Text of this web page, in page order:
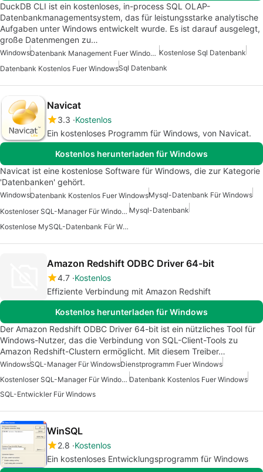
DuckDB CLI ist ein kostenloses, in-process SQL OLAP-
Datenbankmanagementsystem, das für leistungsstarke analytische
Aufgaben unter Windows entwickelt wurde. Es ist darauf ausgelegt,
große Datenmengen zu…
Windows Datenbank Management Fuer Windows Kostenlose Sql Datenbank
Datenbank Kostenlos Fuer WindowsSql Datenbank
Navicat
3.3 Kostenlos
Ein kostenloses Programm für Windows, von Navicat.
Kostenlos herunterladen für Windows
Navicat ist eine kostenlose Software für Windows, die zur Kategorie
'Datenbanken' gehört.
WindowsDatenbank Kostenlos Fuer WindowsMysql-Datenbank Für Windows
Kostenloser SQL-Manager Für Windows Mysql-Datenbank
Kostenlose MySQL-Datenbank Für Windows
Amazon Redshift ODBC Driver 64-bit
4.7 Kostenlos
Effiziente Verbindung mit Amazon Redshift
Kostenlos herunterladen für Windows
Der Amazon Redshift ODBC Driver 64-bit ist ein nützliches Tool für
Windows-Nutzer, das die Verbindung von SQL-Client-Tools zu
Amazon Redshift-Clustern ermöglicht. Mit diesem Treiber…
WindowsSQL-Manager Für WindowsDienstprogramm Fuer Windows
Kostenloser SQL-Manager Für Windows Datenbank Kostenlos Fuer Windows
SQL-Entwickler Für Windows
WinSQL
2.8 Kostenlos
Ein kostenloses Entwicklungsprogramm für Windows